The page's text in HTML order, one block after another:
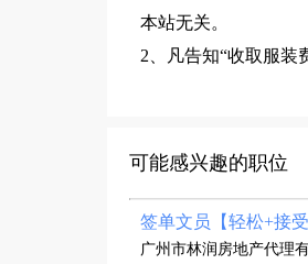
本站无关。
2、凡告知“收取服装
可能感兴趣的职位
签单文员【轻松+接
广州市林润房地产代理